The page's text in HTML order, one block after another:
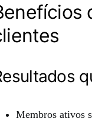
Membros ativos